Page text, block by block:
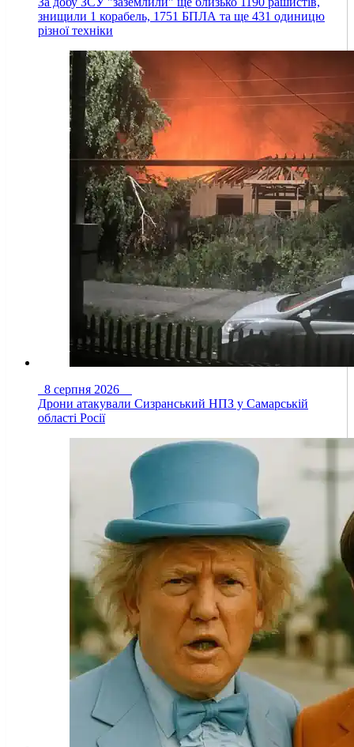
знищили 1 корабель, 1751 БПЛА та ще 431 одиницю
різної техніки
8 серпня 2026
Дрони атакували Сизранський НПЗ у Самарській
області Росії